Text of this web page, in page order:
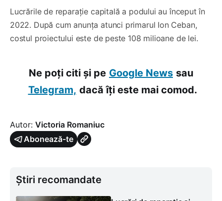
Lucrările de reparație capitală a podului au început în
2022. După cum anunța atunci primarul Ion Ceban,
costul proiectului este de peste 108 milioane de lei.
Ne poți citi și pe Google News sau
Telegram, dacă îți este mai comod.
Autor: Victoria Romaniuc
Abonează-te
Știri recomandate